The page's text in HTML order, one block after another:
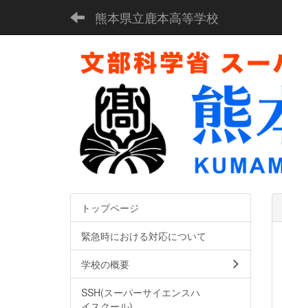
熊本県立鹿本高等学校
トップページ
緊急時における対応について
学校の概要
SSH(スーパーサイエンスハ